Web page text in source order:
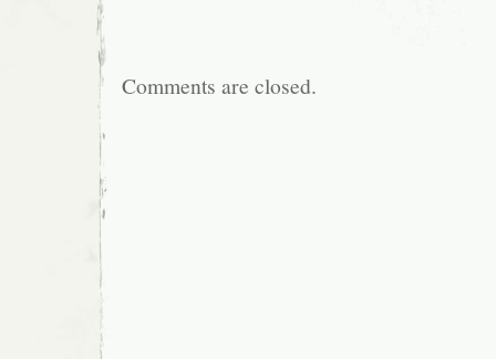
Comments are closed.